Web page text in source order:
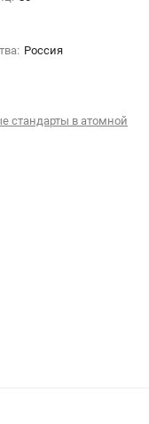
Россия
стандарты в атомной